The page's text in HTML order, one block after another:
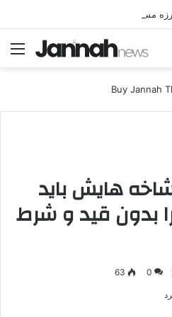
هایش باید
بدون قید و شرط
0
63